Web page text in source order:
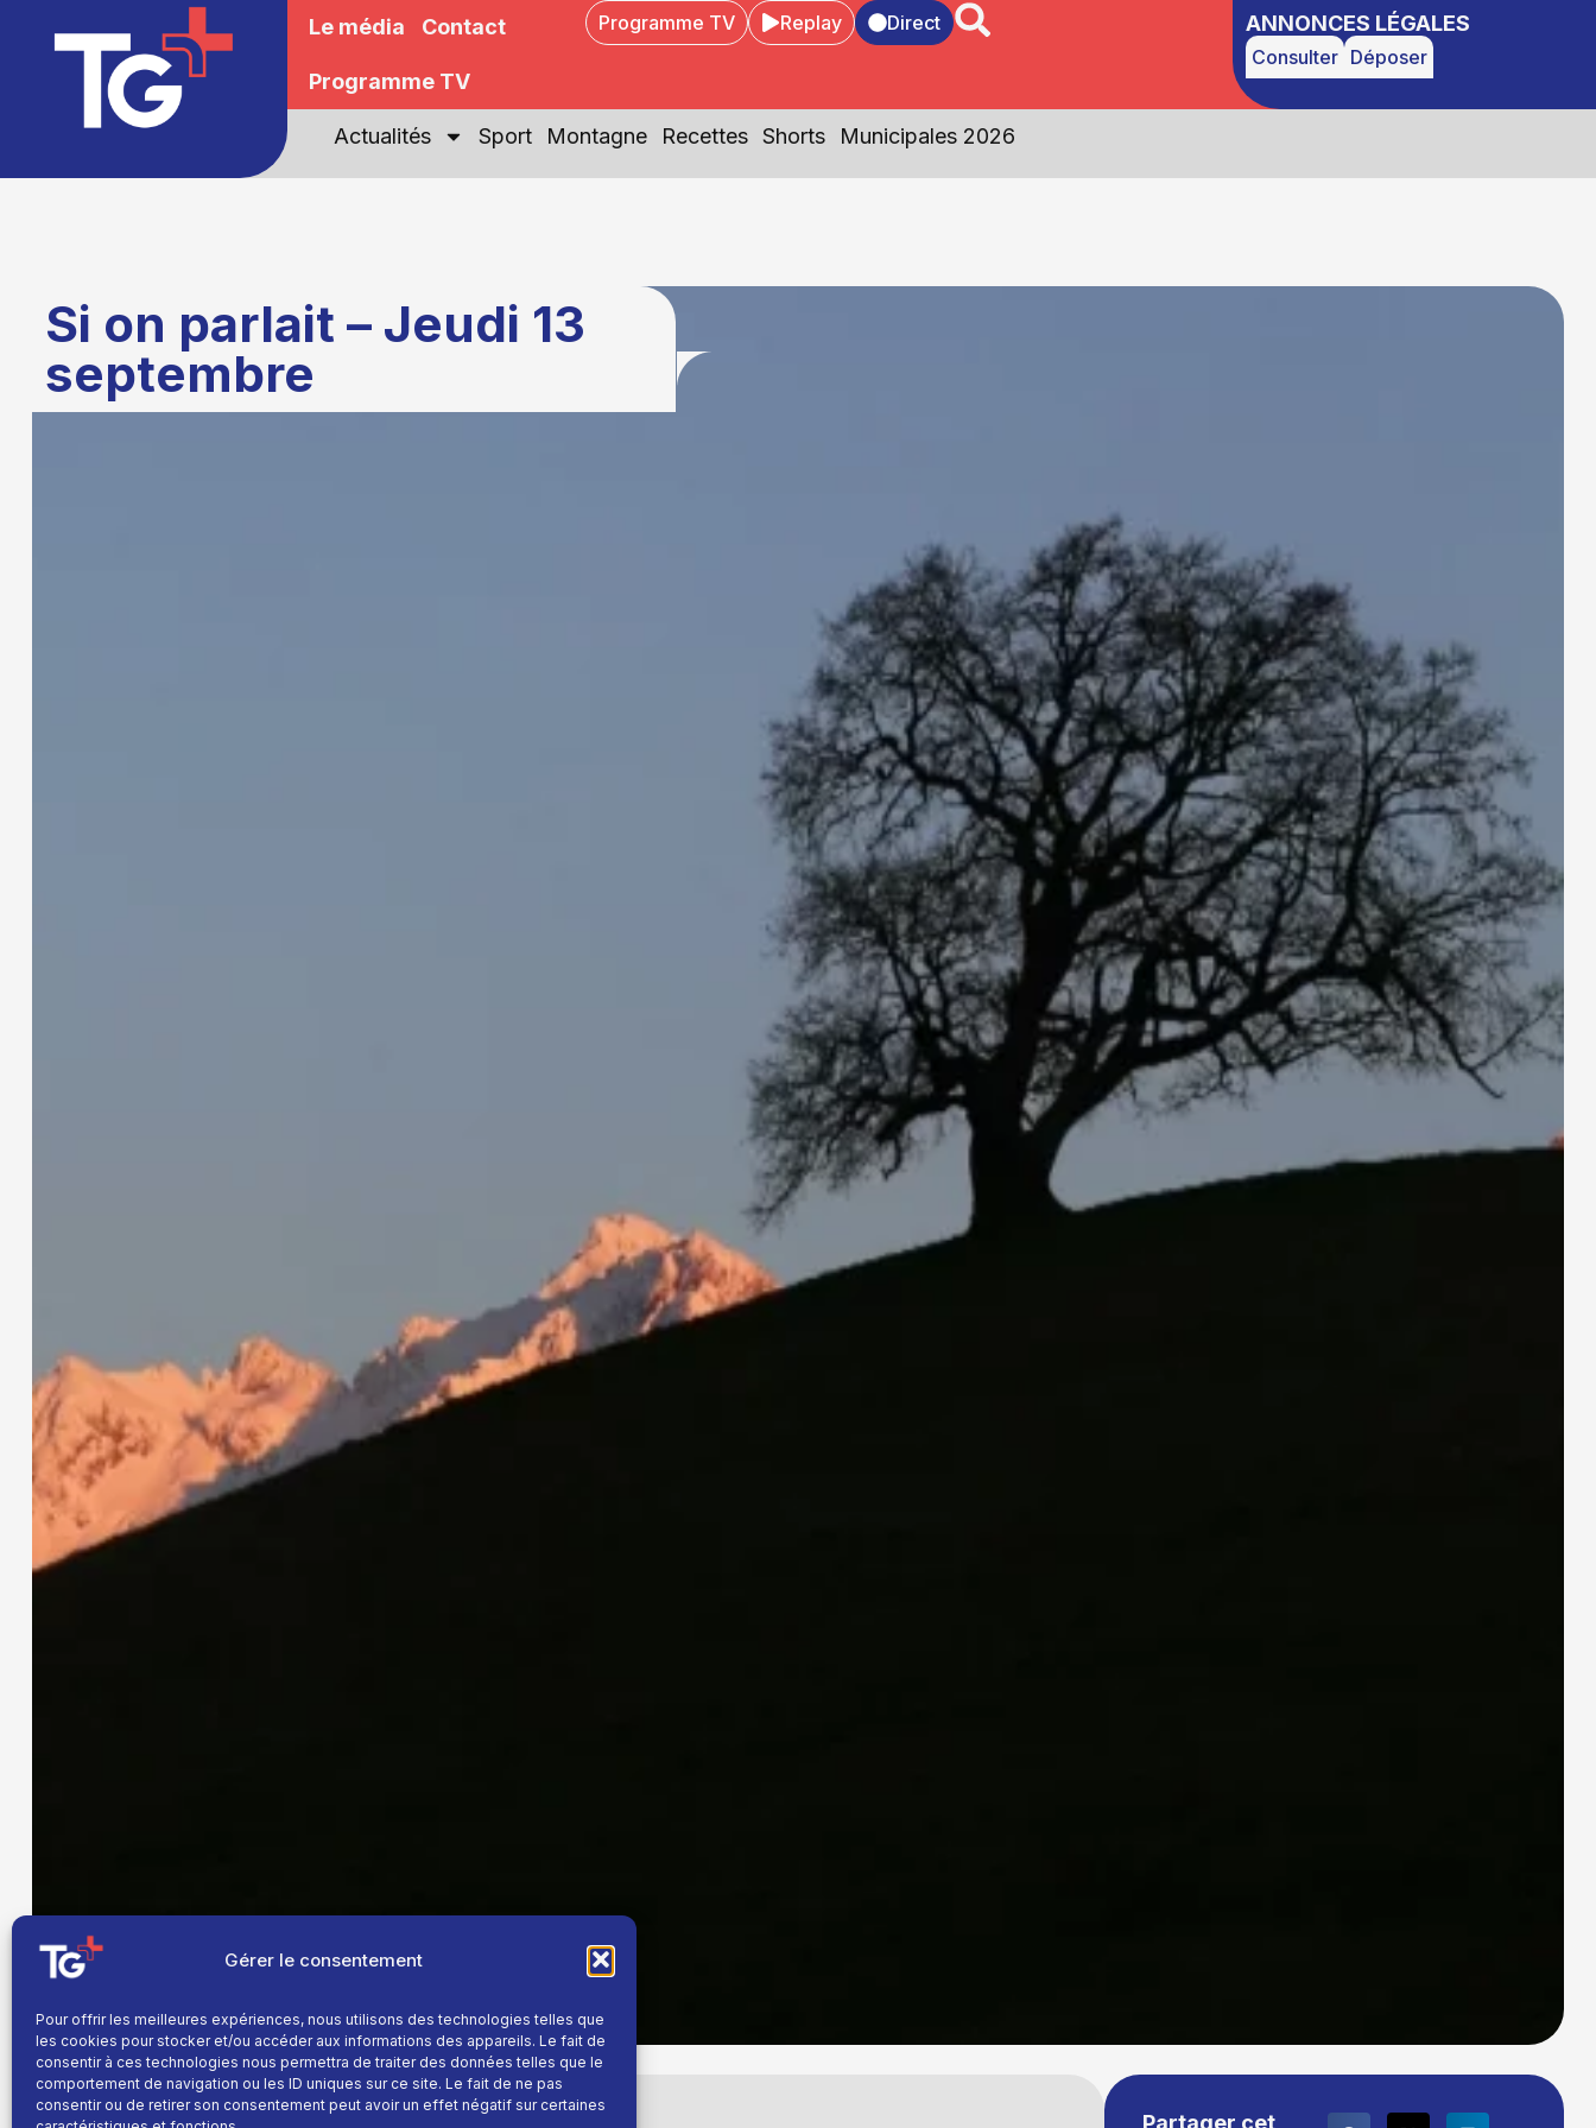
Gérer le consentement
Pour offrir les meilleures expériences, nous utilisons des technologies telles que
les cookies pour stocker et/ou accéder aux informations des appareils. Le fait de
consentir à ces technologies nous permettra de traiter des données telles que le
comportement de navigation ou les ID uniques sur ce site. Le fait de ne pas
consentir ou de retirer son consentement peut avoir un effet négatif sur certaines
Le média Contact
Programme TV
Programme TV Replay Direct ANNONCES LÉGALES
Consulter Déposer
Actualités Sport Montagne Recettes Shorts Municipales 2026
Si on parlait – Jeudi 13
septembre